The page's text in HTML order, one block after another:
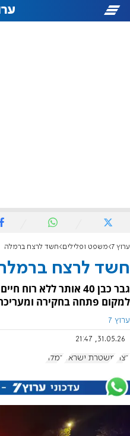
ערוץ 7 משפט ופלילים חשד לרצח ברמלה
חשד לרצח
גבר כבן 40 אותר ללא
למקום פתחה בחקירה
ערוץ 7
31.05.26, 21:47
רצח משטרת ישראל רמלה